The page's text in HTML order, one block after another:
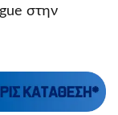
στην